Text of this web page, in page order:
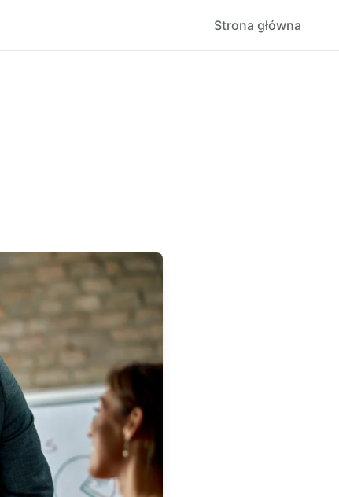
Strona główna